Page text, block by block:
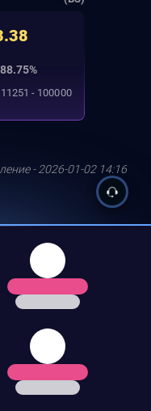
88.75%
11251 - 100000
- 2026-01-02 14:16